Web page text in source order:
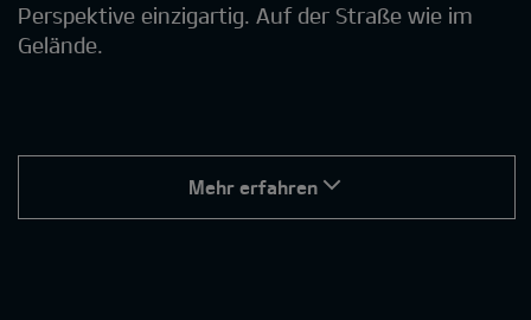
Perspektive einzigartig. Auf der Straße wie im
Gelände.
Mehr erfahren